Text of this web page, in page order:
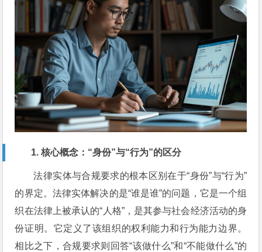
1. 核心概念：“身份”与“行为”的区分
法律实体与合规要求的根本区别在于“身份”与“行为”
的界定。法律实体解决的是“谁是谁”的问题，它是一个组
织在法律上被承认的“人格”，是其参与社会经济活动的身
份证明。它定义了该组织的权利能力和行为能力边界。
相比之下，合规要求则回答“该做什么”和“不能做什么”的